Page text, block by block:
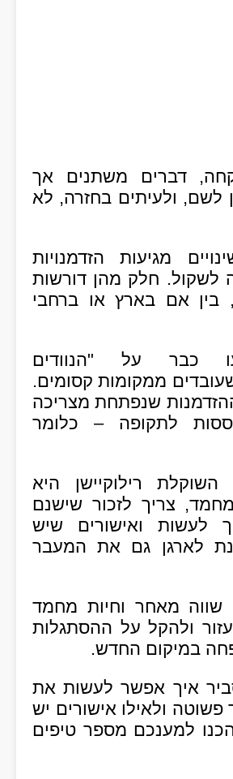
דברים משתנים אך
לשם, ולעיתים בחזרה, לא
מגיעות הזדמנויות
לשקול. חלק מהן דורשות
בין אם בארץ או ברחבי
כבר על "הנוודים
ממקומות קסומים.
שנפתחת מצריכה
לתקופה – כלומר
רילוקיישן היא
צריך לזכור שישנם
לעשות ואישורים שיש
לארגן גם את המעבר
שווה מאחר וחיות מחמד
ולהקל על ההסתגלות
במיקום החדש.
איך אפשר לעשות את
ולאילו אישורים יש
למענכם מספר טיפים